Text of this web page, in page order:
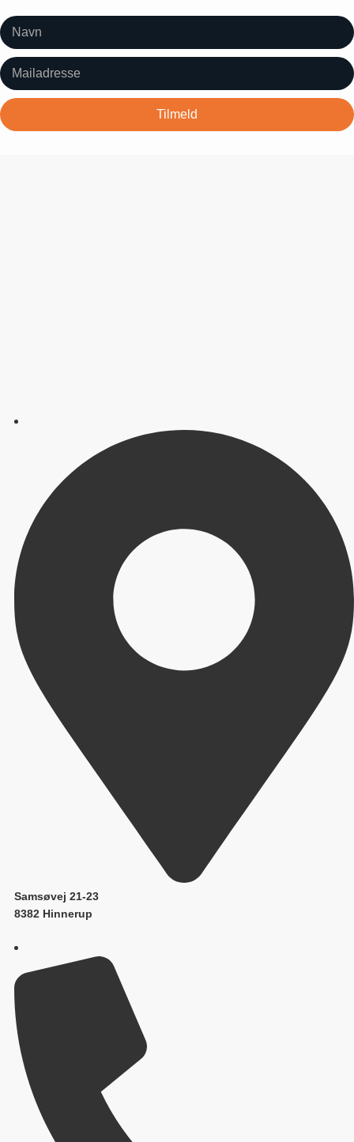
Samsøvej 21-23
8382 Hinnerup